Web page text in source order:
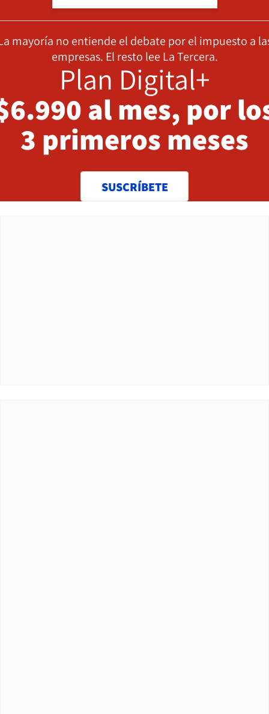
mayoría no entiende el debate por el impuesto a
empresas. El resto lee La Tercera.
Plan Digital+
al mes, por
3 primeros meses
SUSCRÍBETE